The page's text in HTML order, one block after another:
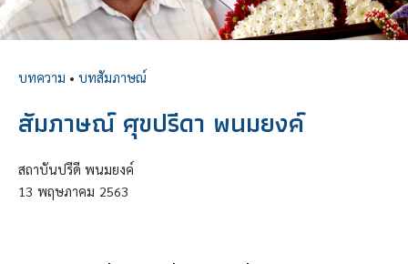
บทความ • บทสัมภาษณ์
สัมภาษณ์ ศุขปรีดา พนมยงค์
สถาบันปรีดี พนมยงค์
13 พฤษภาคม 2563